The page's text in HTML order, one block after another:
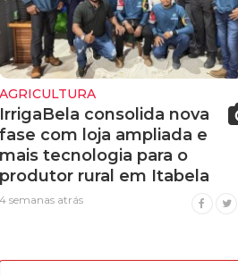
AGRICULTURA
IrrigaBela consolida nova
fase com loja ampliada e
mais tecnologia para o
produtor rural em Itabela
4 semanas atrás